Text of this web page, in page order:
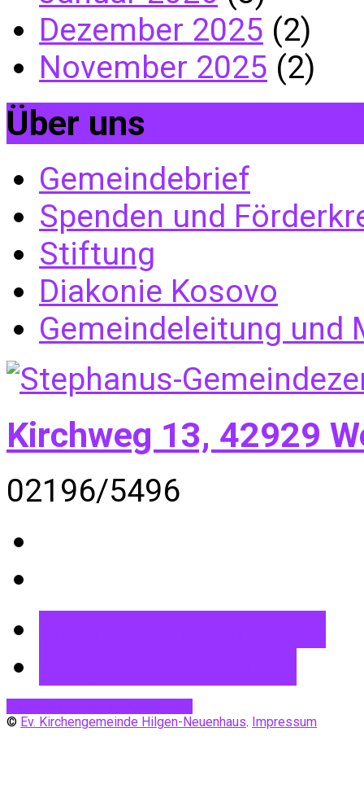
Dezember 2025 (2)
November 2025 (2)
Über uns
Gemeindebrief
Spenden und
Stiftung
Diakonie Kosovo
Gemeindeleitung und
Kirchweg 13, 42929
02196/5496
© Ev. Kirchengemeinde Hilgen-Neuenhaus. Impressum